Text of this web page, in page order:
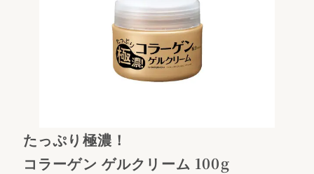
たっぷり極濃！
コラーゲン ゲルクリーム 100g